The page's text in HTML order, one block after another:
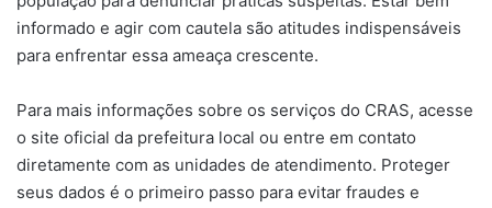
informado e agir com cautela são atitudes indispensáveis
para enfrentar essa ameaça crescente.
Para mais informações sobre os serviços do CRAS, acesse
o site oficial da prefeitura local ou entre em contato
diretamente com as unidades de atendimento. Proteger
seus dados é o primeiro passo para evitar fraudes e